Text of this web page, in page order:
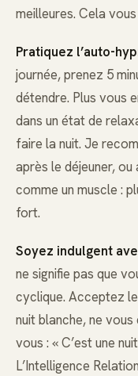
meilleures. Cela
Pratiquez l’auto-
journée, prenez 5
détendre. Plus vous
dans un état de
faire la nuit. Je
après le déjeuner, ou
comme un muscle :
fort.
Soyez indulgent
ne signifie pas que
cyclique. Acceptez
nuit blanche, ne
vous : « C’est une
L’Intelligence